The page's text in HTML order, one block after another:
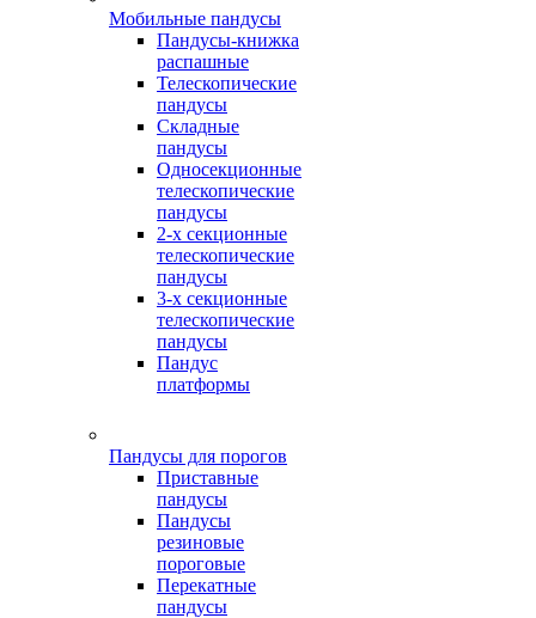
Мобильные пандусы
Пандусы-книжка
распашные
Телескопические
пандусы
Складные
пандусы
Односекционные
телескопические
пандусы
2-х секционные
телескопические
пандусы
3-х секционные
телескопические
пандусы
Пандус
платформы
Пандусы для порогов
Приставные
пандусы
Пандусы
резиновые
пороговые
Перекатные
пандусы